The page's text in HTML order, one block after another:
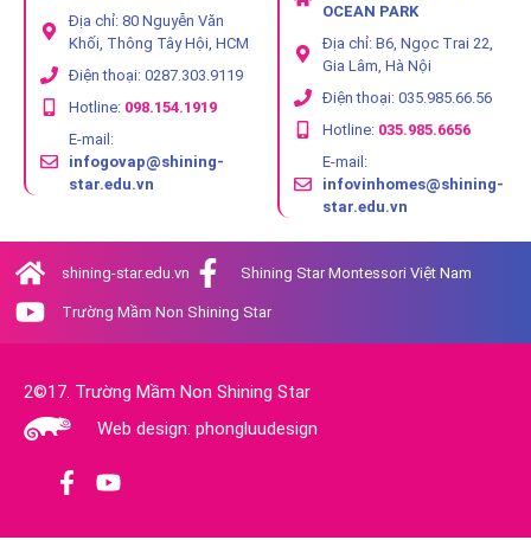
Địa chỉ: 80 Nguyễn Văn
Khối, Thông Tây Hội, HCM
Điện thoại: 0287.303.9119
Hotline: 098.154.1919
E-mail:
infogovap@shining-
star.edu.vn
OCEAN PARK
Địa chỉ: B6, Ngọc Trai 22,
Gia Lâm, Hà Nội
Điện thoại: 035.985.66.56
Hotline: 035.985.6656
E-mail:
infovinhomes@shining-
star.edu.vn
shining-star.edu.vn Shining Star Montessori Việt Nam
Trường Mầm Non Shining Star
2©17. Trường Mầm Non Shining Star
Web design: phongluudesign